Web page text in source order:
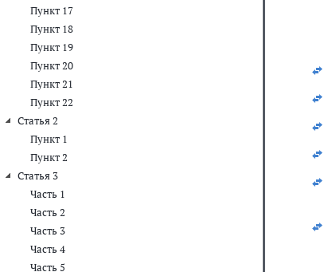
Пункт 17
Пункт 18
Пункт 19
Пункт 20
Пункт 21
Пункт 22
Статья 2
Пункт 1
Пункт 2
Статья 3
Часть 1
Часть 2
Часть 3
Часть 4
Часть 5